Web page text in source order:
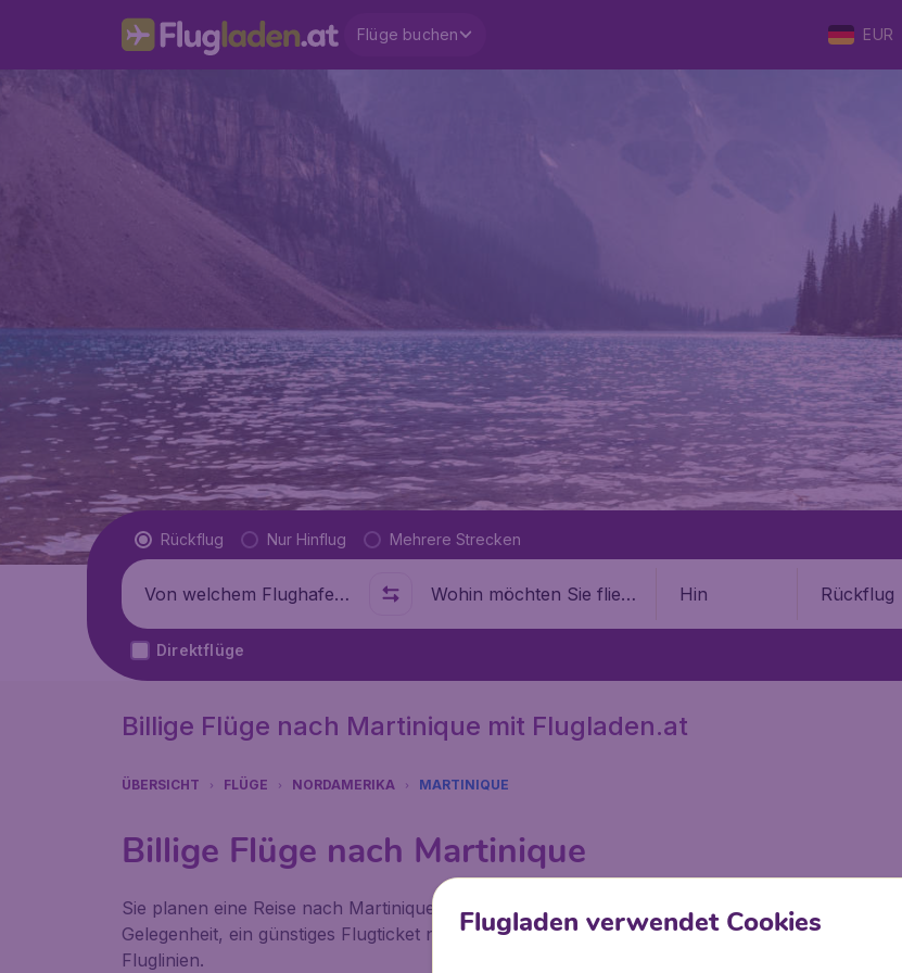
Flüge buchen EUR
Flugtyp
Rückflug Nur Hinflug Mehrere Strecken
Abflug von Wohin Hin Rückflug
Direktflüge
Billige Flüge nach Martinique mit Flugladen.at
ÜBERSICHT FLÜGE NORDAMERIKA MARTINIQUE
Billige Flüge nach Martinique
Sie planen eine Reise nach Martinique? Bitte informieren Sie sich hier über einen billigen
Gelegenheit, ein günstiges Flugticket nach Martinique zu buchen. Nutzen Sie ebenso unsere
Fluglinien.
Flugladen verwendet Cookies